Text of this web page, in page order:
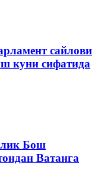
сайлови
куни сифатида
Бош
Ватанга